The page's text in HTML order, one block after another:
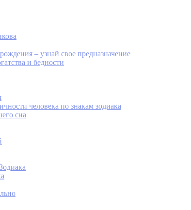
– узнай свое предназначение
и бедности
человека по знакам зодиака
сна